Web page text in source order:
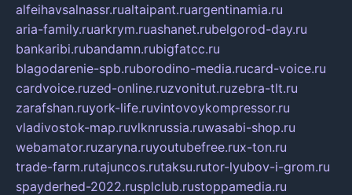
alfeihavsalnassr.rualtaipant.ruargentinamia.ru
aria-family.ruarkrym.ruashanet.rubelgorod-day.ru
bankaribi.rubandamn.rubigfatcc.ru
blagodarenie-spb.ruborodino-media.rucard-voice.ru
cardvoice.ruzed-online.ruzvonitut.ruzebra-tlt.ru
zarafshan.ruyork-life.ruvintovoykompressor.ru
vladivostok-map.ruvlknrussia.ruwasabi-shop.ru
webamator.ruzaryna.ruyoutubefree.rux-ton.ru
trade-farm.rutajuncos.rutaksu.rutor-lyubov-i-grom.ru
spayderhed-2022.rusplclub.rustoppamedia.ru